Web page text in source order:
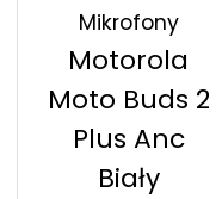
Mikrofony
Motorola
Moto Buds 2
Plus Anc
Biały